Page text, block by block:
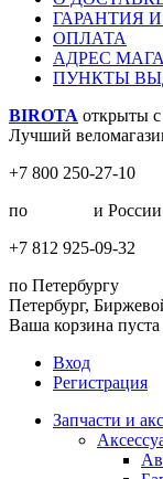
ГАРАНТИЯ
ОПЛАТА
АДРЕС
ПУНКТЫ
BIROTA открыты с
Лучший
+7 800 250-27-10
по
и России
+7 812 925-09-32
по Петербургу
Петербург,
Ваша корзина пуста
Вход
Регистрация
Запчасти и